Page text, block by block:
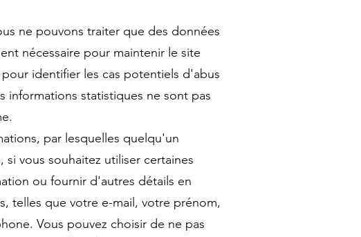
ne pouvons traiter que des données
nécessaire pour maintenir le site
identifier les cas potentiels d'abus
informations statistiques ne sont pas
par lesquelles quelqu'un
vous souhaitez utiliser certaines
ou fournir d'autres détails en
telles que votre e-mail, votre prénom,
Vous pouvez choisir de ne pas